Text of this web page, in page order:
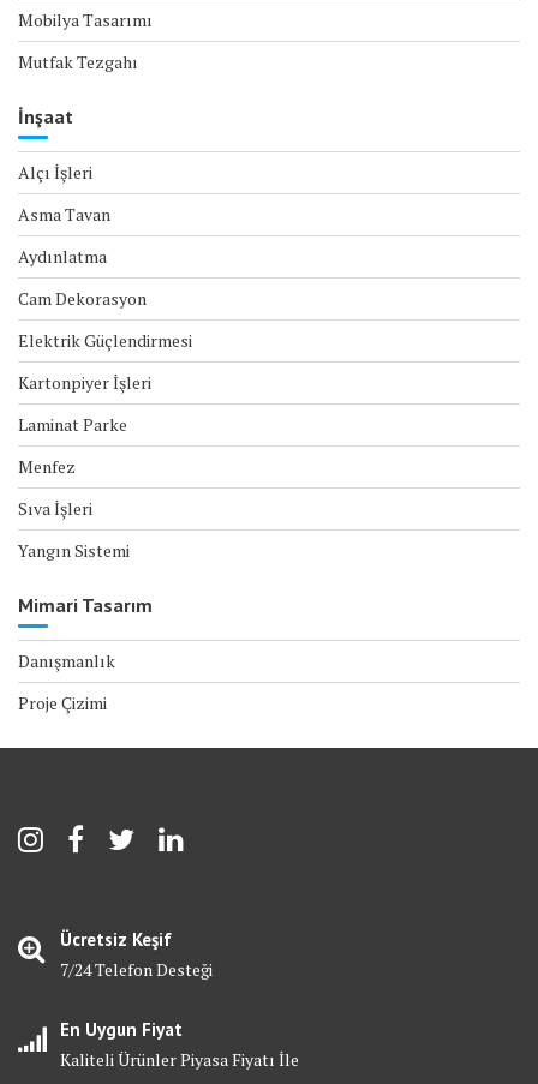
Mobilya Tasarımı
Mutfak Tezgahı
İnşaat
Alçı İşleri
Asma Tavan
Aydınlatma
Cam Dekorasyon
Elektrik Güçlendirmesi
Kartonpiyer İşleri
Laminat Parke
Menfez
Sıva İşleri
Yangın Sistemi
Mimari Tasarım
Danışmanlık
Proje Çizimi
Ücretsiz Keşif
7/24 Telefon Desteği
En Uygun Fiyat
Kaliteli Ürünler Piyasa Fiyatı İle